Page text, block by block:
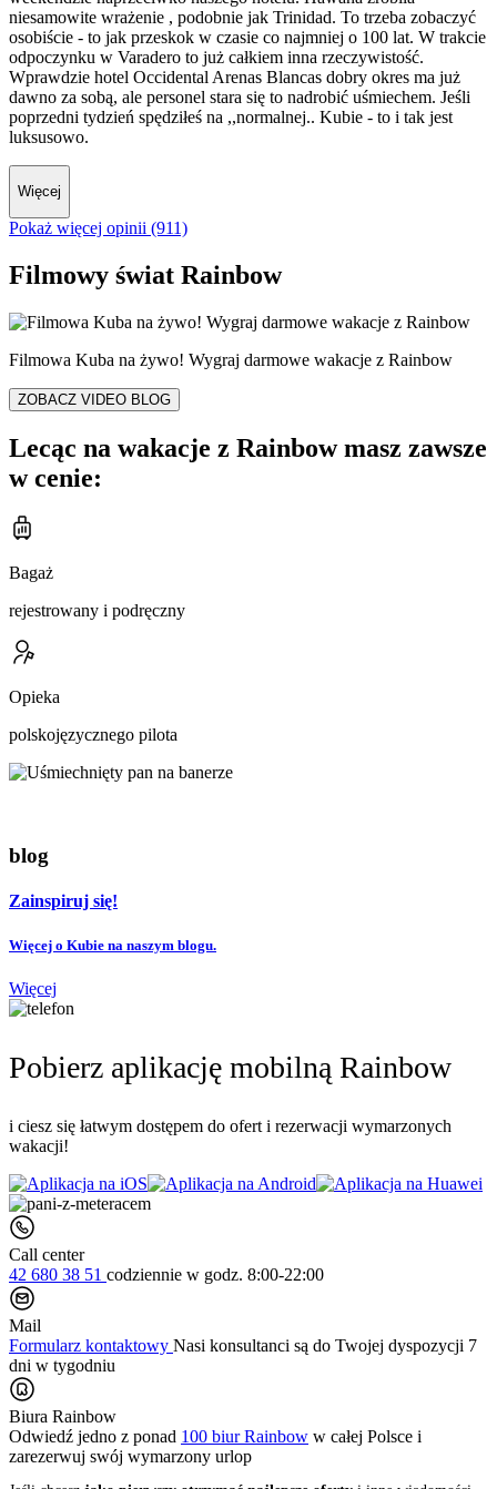
niesamowite wrażenie , podobnie jak Trinidad. To trzeba zobaczyć
osobiście - to jak przeskok w czasie co najmniej o 100 lat. W trakcie
odpoczynku w Varadero to już całkiem inna rzeczywistość.
Wprawdzie hotel Occidental Arenas Blancas dobry okres ma już
dawno za sobą, ale personel stara się to nadrobić uśmiechem. Jeśli
poprzedni tydzień spędziłeś na ,,normalnej.. Kubie - to i tak jest
luksusowo.
Więcej
Pokaż więcej opinii (911)
Filmowy świat Rainbow
Filmowa Kuba na żywo! Wygraj darmowe wakacje z Rainbow
ZOBACZ VIDEO BLOG
Lecąc na wakacje z Rainbow masz zawsze
w cenie:
Bagaż
rejestrowany i podręczny
Opieka
polskojęzycznego pilota
blog
Zainspiruj się!
Więcej o Kubie na naszym blogu.
Więcej
Pobierz aplikację mobilną Rainbow
i ciesz się łatwym dostępem do ofert i rezerwacji wymarzonych
wakacji!
Call center
42 680 38 51 codziennie w godz. 8:00-22:00
Mail
Formularz kontaktowy Nasi konsultanci są do Twojej dyspozycji 7
dni w tygodniu
Biura Rainbow
Odwiedź jedno z ponad 100 biur Rainbow w całej Polsce i
zarezerwuj swój wymarzony urlop